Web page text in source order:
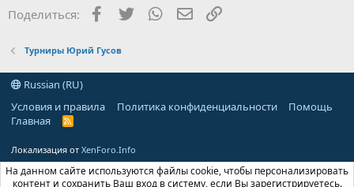
Поделиться: Facebook
Twitter WhatsAppЭлектронная почта
Турниры Юрий Гусов
Russian (RU)
Условия и правила
Политика конфиденциальности
Помощь
Главная
R
Локализация от XenForo.Info
На данном сайте используются файлы cookie, чтобы персонализировать
контент и сохранить Ваш вход в систему, если Вы зарегистрируетесь.